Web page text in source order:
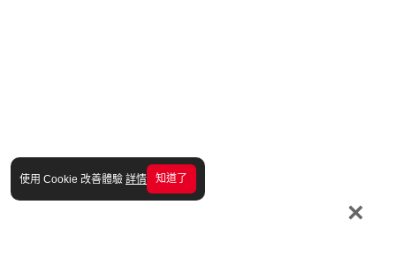
使用 Cookie 改善體驗 詳情 知道了
×